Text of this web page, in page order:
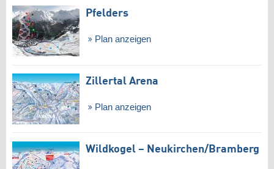
Pfelders
Plan anzeigen
Zillertal Arena
Plan anzeigen
Wildkogel – Neukirchen/​Bramberg